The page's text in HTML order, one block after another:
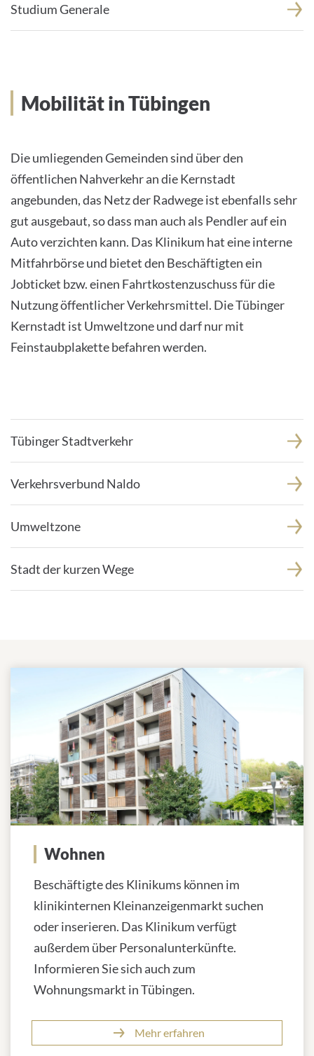
Studium Generale
Mobilität in Tübingen
Die umliegenden Gemeinden sind über den
öffentlichen Nahverkehr an die Kernstadt
angebunden, das Netz der Radwege ist ebenfalls sehr
gut ausgebaut, so dass man auch als Pendler auf ein
Auto verzichten kann. Das Klinikum hat eine interne
Mitfahrbörse und bietet den Beschäftigten ein
Jobticket bzw. einen Fahrtkostenzuschuss für die
Nutzung öffentlicher Verkehrsmittel. Die Tübinger
Kernstadt ist Umweltzone und darf nur mit
Feinstaubplakette befahren werden.
Tübinger Stadtverkehr
Verkehrsverbund Naldo
Umweltzone
Stadt der kurzen Wege
Beruflicher Einstieg in Tübingen
Wohnen
Beschäftigte des Klinikums können im
klinikinternen Kleinanzeigenmarkt suchen
oder inserieren. Das Klinikum verfügt
außerdem über Personalunterkünfte.
Informieren Sie sich auch zum
Wohnungsmarkt in Tübingen.
Mehr erfahren